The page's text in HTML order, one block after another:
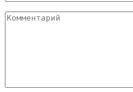
Комментарий